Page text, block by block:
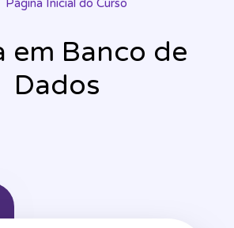
Página Inicial do Curso
em Banco de
Dados